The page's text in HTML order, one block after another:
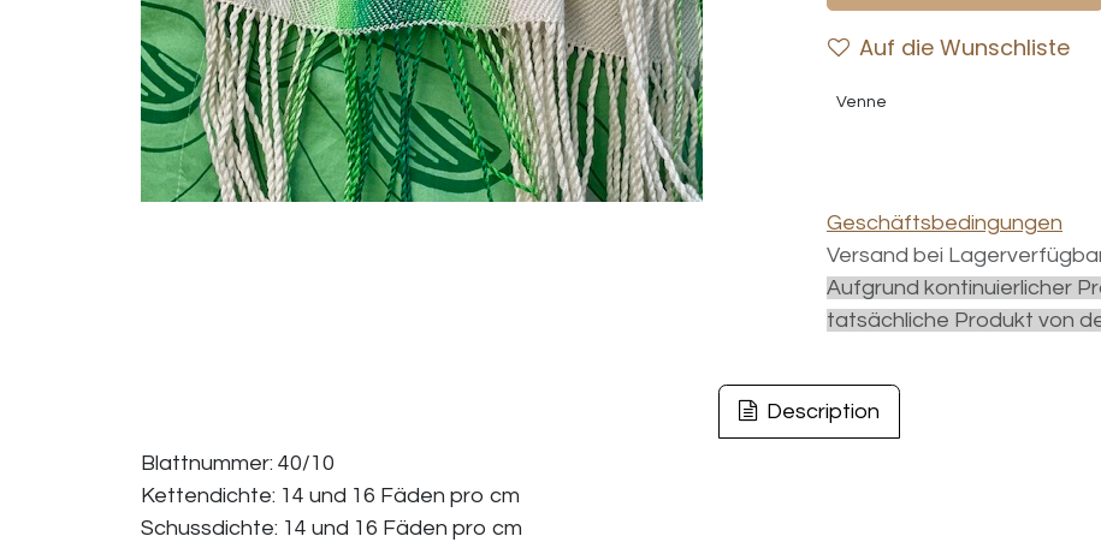
Auf die Wunschliste
Venne
Geschäftsbedingungen
Versand bei
Aufgrund kontinuierlicher
tatsächliche Produkt von
Description
Blattnummer: 40/10
Kettendichte: 14 und 16 Fäden pro cm
Schussdichte: 14 und 16 Fäden pro cm